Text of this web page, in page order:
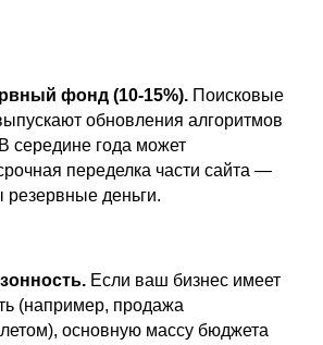
фонд (10-15%). Поисковые
обновления алгоритмов
середине года может
переделка части сайта —
резервные деньги.
Если ваш бизнес имеет
(например, продажа
основную массу бюджета